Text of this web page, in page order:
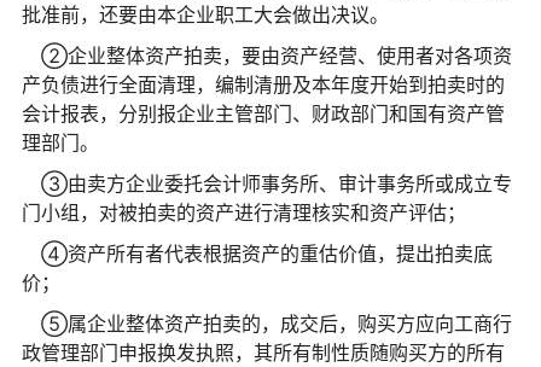
批准前，还要由本企业职工大会做出决议。
②企业整体资产拍卖，要由资产经营、使用者对各项资
产负债进行全面清理，编制清册及本年度开始到拍卖时的
会计报表，分别报企业主管部门、财政部门和国有资产管
理部门。
③由卖方企业委托会计师事务所、审计事务所或成立专
门小组，对被拍卖的资产进行清理核实和资产评估；
④资产所有者代表根据资产的重估价值，提出拍卖底
价；
⑤属企业整体资产拍卖的，成交后，购买方应向工商行
政管理部门申报换发执照，其所有制性质随购买方的所有